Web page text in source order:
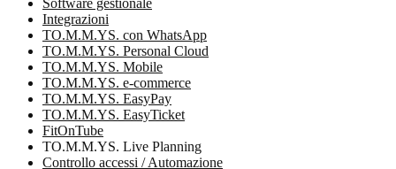
Software gestionale
Integrazioni
TO.M.M.YS. con WhatsApp
TO.M.M.YS. Personal Cloud
TO.M.M.YS. Mobile
TO.M.M.YS. e-commerce
TO.M.M.YS. EasyPay
TO.M.M.YS. EasyTicket
FitOnTube
TO.M.M.YS. Live Planning
Controllo accessi / Automazione